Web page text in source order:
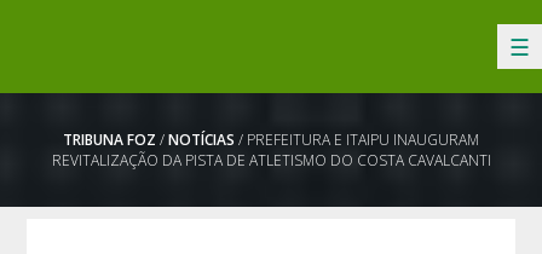
☰
TRIBUNA FOZ /NOTÍCIAS / PREFEITURA E ITAIPU INAUGURAM
REVITALIZAÇÃO DA PISTA DE ATLETISMO DO COSTA CAVALCANTI